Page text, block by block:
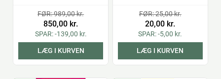
FØR: 989,00 kr.
850,00 kr.
SPAR: -139,00 kr.
LÆG I KURVEN
FØR: 25,00 kr.
20,00 kr.
SPAR: -5,00 kr.
LÆG I KURVEN